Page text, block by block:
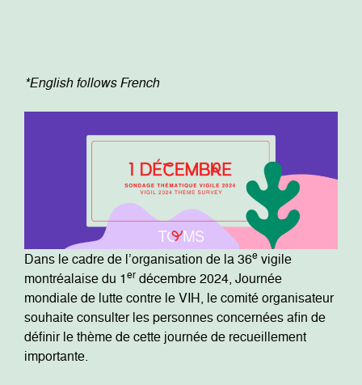
*English follows French
Dans le cadre de l’organisation de la 36e vigile
montréalaise du 1er décembre 2024, Journée
mondiale de lutte contre le VIH, le comité organisateur
souhaite consulter les personnes concernées afin de
définir le thème de cette journée de recueillement
importante.